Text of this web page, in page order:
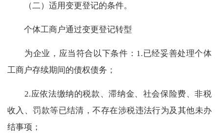
（二）适用变更登记的条件。
个体工商户通过变更登记转型
为企业，应当符合以下条件： 1.已经妥善处理个体
工商户存续期间的债权债务；
2.应依法缴纳的税款、滞纳金、社会保险费、非税
收入、罚款等已结清，不存在涉税违法行为及其他未办
结事项；